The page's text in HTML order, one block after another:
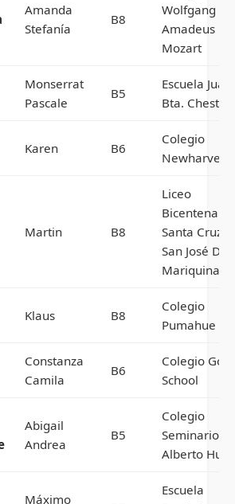
Amanda
Stefanía
B8
Wolfgang
Amadeus
Mozart
Monserrat
Pascale
B5
Escuela Juan
Bta. Chesta
Karen B6
Colegio
Newharvest
Martin B8
Liceo
Bicentenario
Santa Cruz
San José De
Mariquina
Klaus B8
Colegio
Pumahue
Constanza
Camila
B6
Colegio
School
Abigail
Andrea
B5
Colegio
Seminario
Alberto
Máximo
Escuela